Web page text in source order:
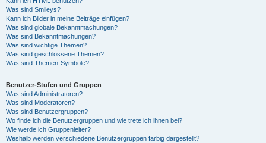
Was sind Smileys?
Kann ich Bilder in meine Beiträge einfügen?
Was sind globale Bekanntmachungen?
Was sind Bekanntmachungen?
Was sind wichtige Themen?
Was sind geschlossene Themen?
Was sind Themen-Symbole?
Benutzer-Stufen und Gruppen
Was sind Administratoren?
Was sind Moderatoren?
Was sind Benutzergruppen?
Wo finde ich die Benutzergruppen und wie trete ich ihnen bei?
Wie werde ich Gruppenleiter?
Weshalb werden verschiedene Benutzergruppen farbig dargestellt?